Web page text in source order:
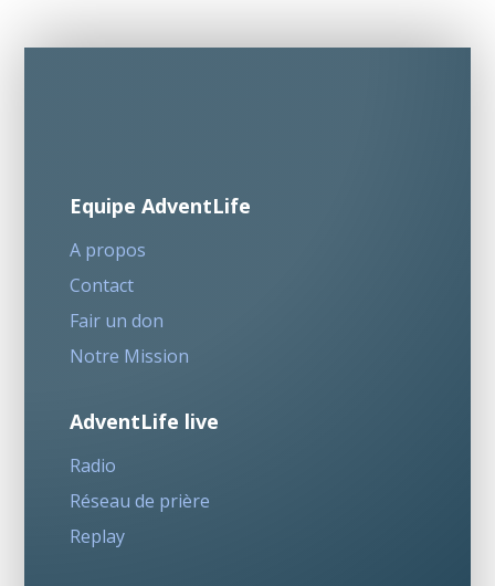
Equipe AdventLife
A propos
Contact
Fair un don
Notre Mission
AdventLife live
Radio
Réseau de prière
Replay